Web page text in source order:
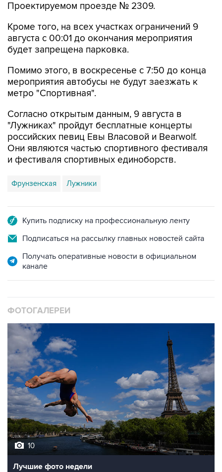
Проектируемом проезде № 2309.
Кроме того, на всех участках ограничений 9
августа с 00:01 до окончания мероприятия
будет запрещена парковка.
Помимо этого, в воскресенье с 7:50 до конца
мероприятия автобусы не будут заезжать к
метро "Спортивная".
Согласно открытым данным, 9 августа в
"Лужниках" пройдут бесплатные концерты
российских певиц Евы Власовой и Bearwolf.
Они являются частью спортивного фестиваля
и фестиваля спортивных единоборств.
Фрунзенская Лужники
Купить подписку на профессиональную ленту
Подписаться на рассылку главных новостей сайта
Получать оперативные новости в официальном
канале
ФОТОГАЛЕРЕИ
10
Лучшие фото недели